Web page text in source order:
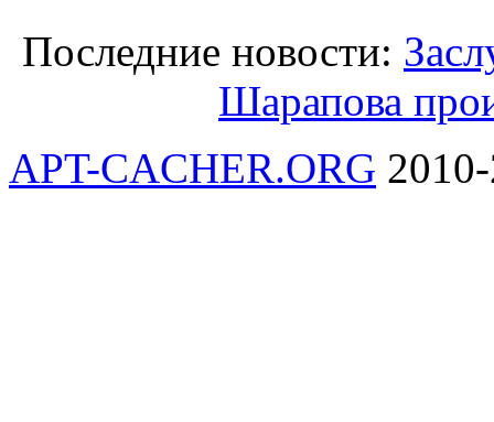
Последние новости:
Шарапова
APT-CACHER.ORG